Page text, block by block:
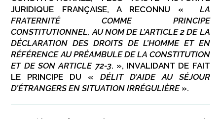
JURIDIQUE FRANÇAISE, A RECONNU « LA
FRATERNITÉ COMME PRINCIPE
CONSTITUTIONNEL, AU NOM DE L’ARTICLE 2 DE LA
DÉCLARATION DES DROITS DE L’HOMME ET EN
RÉFÉRENCE AU PRÉAMBULE DE LA CONSTITUTION
ET DE SON ARTICLE 72-3. », INVALIDANT DE FAIT
LE PRINCIPE DU « DÉLIT D’AIDE AU SÉJOUR
D’ÉTRANGERS EN SITUATION IRRÉGULIÈRE».